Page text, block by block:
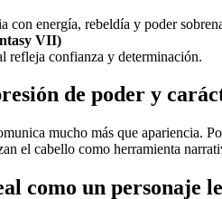
con energía, rebeldía y poder
VII)
refleja confianza y determinación.
de poder y
mucho más que apariencia.
el cabello como herramienta
como un personaje